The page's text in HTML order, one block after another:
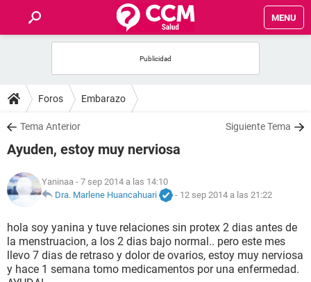
MENU
FOROS
SALUD
FAMILIA
NUTRICIÓN
BIENESTAR
SEXUALIDAD
Foros Embarazo
Tema Anterior Siguiente Tema
Ayuden, estoy muy nerviosa
Yaninaa - 7 sep 2014 a las 14:10
Dra. Marlene Huancahuari
- 12 sep 2014 a las 21:22
hola soy yanina y tuve relaciones sin protex 2 dias antes de
la menstruacion, a los 2 dias bajo normal.. pero este mes
llevo 7 dias de retraso y dolor de ovarios, estoy muy nerviosa
y hace 1 semana tomo medicamentos por una enfermedad.